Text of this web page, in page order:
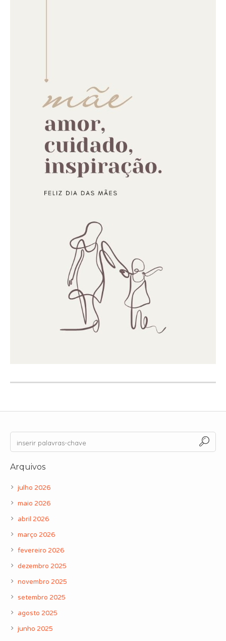
Arquivos
julho 2026
maio 2026
abril 2026
março 2026
fevereiro 2026
dezembro 2025
novembro 2025
setembro 2025
agosto 2025
junho 2025